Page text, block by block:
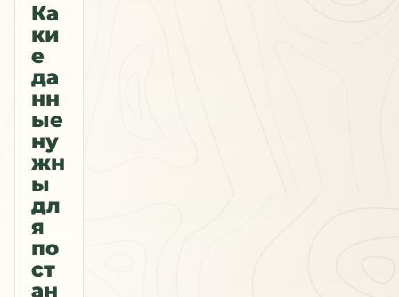
Ка
ки
е
да
нн
ые
ну
жн
ы
дл
я
по
ст
ан